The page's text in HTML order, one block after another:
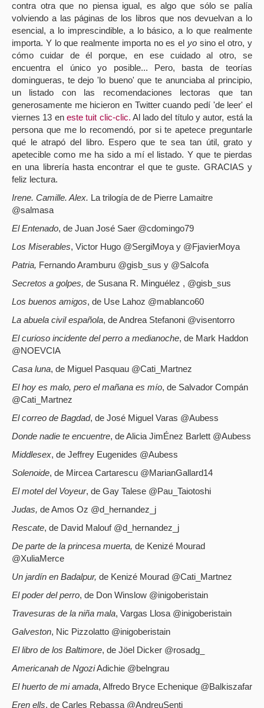
contra otra que no piensa igual, es algo que sólo se palía
volviendo a las páginas de los libros que nos devuelvan a lo
esencial, a lo imprescindible, a lo básico, a lo que realmente
importa. Y lo que realmente importa no es el yosino el otro, y
cómo cuidar de él porque, en ese cuidado al otro, se
encuentra el único yo posible... Pero, basta de teorías
domingueras, te dejo 'lo bueno' que te anunciaba al principio,
un listado con las recomendaciones lectoras que tan
generosamente me hicieron en Twitter cuando pedí 'de leer' el
viernes 13 en este tuit clic-clic. Al lado del título y autor, está la
persona que me lo recomendó, por si te apetece preguntarle
qué le atrapó del libro. Espero que te sea tan útil, grato y
apetecible como me ha sido a mí el listado. Y que te pierdas
en una librería hasta encontrar el que te guste. GRACIAS y
feliz lectura.
Irene. Camille. Alex. La trilogía de de Pierre Lamaitre
@salmasa
El Entenado, de Juan José Saer @cdomingo79
Los Miserables, Victor Hugo @SergiMoya y @FjavierMoya
Patria, Fernando Aramburu @gisb_sus y @Salcofa
Secretos a golpes, de Susana R. Minguélez , @gisb_sus
Los buenos amigos, de Use Lahoz @mablanco60
La abuela civil española, de Andrea Stefanoni @visentorro
El curioso incidente del perro a medianoche, de Mark Haddon
@NOEVCIA
Casa luna, de Miguel Pasquau @Cati_Martnez
El hoy es malo, pero el mañana es mío, de Salvador Compán
@Cati_Martnez
El correo de Bagdad, de José Miguel Varas @Aubess
Donde nadie te encuentre, de Alicia JimÉnez Barlett @Aubess
Middlesex, de Jeffrey Eugenides @Aubess
Solenoide, de Mircea Cartarescu @MarianGallard14
El motel del Voyeur, de Gay Talese @Pau_Taiotoshi
Judas, de Amos Oz @d_hernandez_j
Rescate, de David Malouf @d_hernandez_j
De parte de la princesa muerta, de Kenizé Mourad
@XuliaMerce
Un jardín en Badalpur, de Kenizé Mourad @Cati_Martnez
El poder del perro, de Don Winslow @inigoberistain
Travesuras de la niña mala, Vargas Llosa @inigoberistain
Galveston, Nic Pizzolatto @inigoberistain
El libro de los Baltimore, de Jöel Dicker @rosadg_
Americanah de NgoziAdichie @belngrau
El huerto de mi amada, Alfredo Bryce Echenique @Balkiszafar
Eren ells, de Carles Rebassa @AndreuSenti